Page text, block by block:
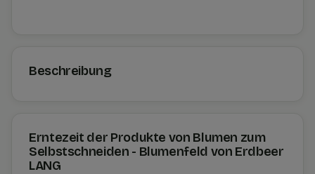
Beschreibung
Erntezeit der Produkte von Blumen zum
Selbstschneiden - Blumenfeld von Erdbeer
LANG